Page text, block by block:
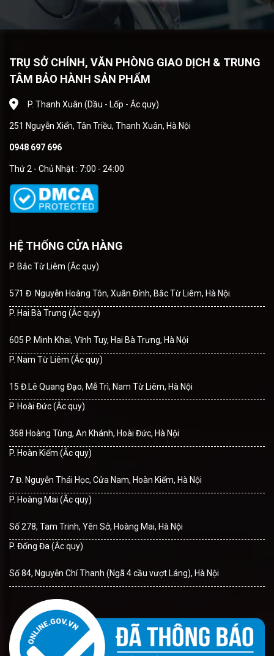
TRỤ SỞ CHÍNH, VĂN PHÒNG GIAO DỊCH & TRUNG
TÂM BẢO HÀNH SẢN PHẨM
P. Thanh Xuân (Dầu - Lốp - Ắc quy)
251 Nguyễn Xiển, Tân Triều, Thanh Xuân, Hà Nội
0948 697 696
Thứ 2 - Chủ Nhật : 7:00 - 24:00
HỆ THỐNG CỬA HÀNG
P. Bắc Từ Liêm (Ắc quy)
571 Đ. Nguyễn Hoàng Tôn, Xuân Đỉnh, Bắc Từ Liêm, Hà Nội.
P. Hai Bà Trưng (Ắc quy)
605 P. Minh Khai, Vĩnh Tuy, Hai Bà Trưng, Hà Nội
P. Nam Từ Liêm (Ắc quy)
15 Đ.Lê Quang Đạo, Mễ Trì, Nam Từ Liêm, Hà Nội
P. Hoài Đức (Ắc quy)
368 Hoàng Tùng, An Khánh, Hoài Đức, Hà Nội
P. Hoàn Kiếm (Ắc quy)
7 Đ. Nguyễn Thái Học, Cửa Nam, Hoàn Kiếm, Hà Nội
P. Hoàng Mai (Ắc quy)
Số 278, Tam Trinh, Yên Sở, Hoàng Mai, Hà Nội
P. Đống Đa (Ắc quy)
Số 84, Nguyễn Chí Thanh (Ngã 4 cầu vượt Láng), Hà Nội